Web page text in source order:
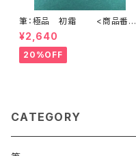
筆：極品 初霜 <商品番号
1503>
¥2,640
20%OFF
CATEGORY